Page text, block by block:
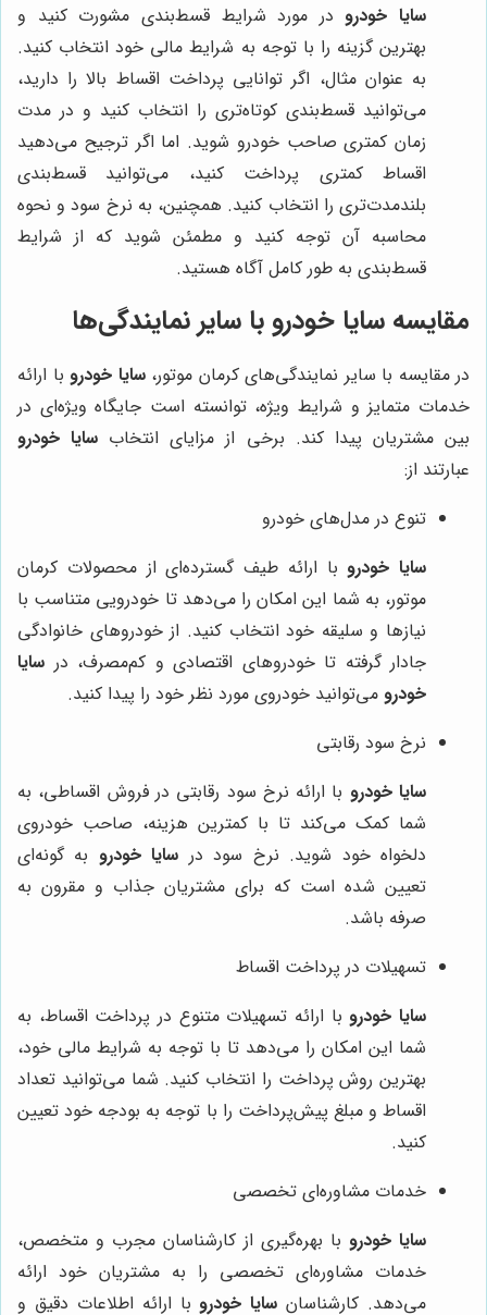
سایا خودرودر مورد شرایط قسط‌بندی مشورت کنید و
بهترین گزینه را با توجه به شرایط مالی خود انتخاب کنید.
به عنوان مثال، اگر توانایی پرداخت اقساط بالا را دارید،
می‌توانید قسط‌بندی کوتاه‌تری را انتخاب کنید و در مدت
زمان کمتری صاحب خودرو شوید. اما اگر ترجیح می‌دهید
اقساط کمتری پرداخت کنید، می‌توانید قسط‌بندی
بلندمدت‌تری را انتخاب کنید. همچنین، به نرخ سود و نحوه
محاسبه آن توجه کنید و مطمئن شوید که از شرایط
قسط‌بندی به طور کامل آگاه هستید.
مقایسه سایا خودرو با سایر نمایندگی‌ها
در مقایسه با سایر نمایندگی‌های کرمان موتور،سایا خودرو با ارائه
خدمات متمایز و شرایط ویژه، توانسته است جایگاه ویژه‌ای در
بین مشتریان پیدا کند. برخی از مزایای انتخاب سایا خودرو
عبارتند از:
تنوع در مدل‌های خودرو
سایا خودروبا ارائه طیف گسترده‌ای از محصولات کرمان
موتور، به شما این امکان را می‌دهد تا خودرویی متناسب با
نیازها و سلیقه خود انتخاب کنید. از خودروهای خانوادگی
جادار گرفته تا خودروهای اقتصادی و کم‌مصرف، در سایا
خودرو می‌توانید خودروی مورد نظر خود را پیدا کنید.
نرخ سود رقابتی
سایا خودرو با ارائه نرخ سود رقابتی در فروش اقساطی، به
شما کمک می‌کند تا با کمترین هزینه، صاحب خودروی
دلخواه خود شوید. نرخ سود در سایا خودرو به گونه‌ای
تعیین شده است که برای مشتریان جذاب و مقرون به
صرفه باشد.
تسهیلات در پرداخت اقساط
سایا خودروبا ارائه تسهیلات متنوع در پرداخت اقساط، به
شما این امکان را می‌دهد تا با توجه به شرایط مالی خود،
بهترین روش پرداخت را انتخاب کنید. شما می‌توانید تعداد
اقساط و مبلغ پیش‌پرداخت را با توجه به بودجه خود تعیین
کنید.
خدمات مشاوره‌ای تخصصی
سایا خودرو با بهره‌گیری از کارشناسان مجرب و متخصص،
خدمات مشاوره‌ای تخصصی را به مشتریان خود ارائه
می‌دهد. کارشناسان سایا خودروبا ارائه اطلاعات دقیق و